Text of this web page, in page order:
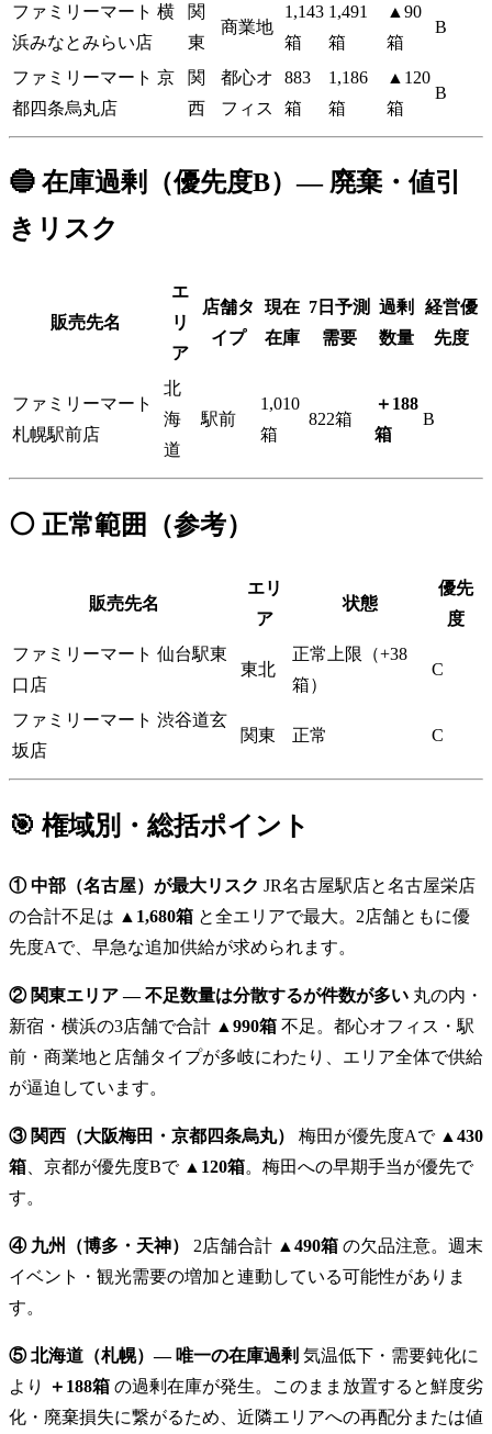
ファミリーマート 横
浜みなとみらい店
関
東
商業地
1,143
箱
1,491
箱
▲90
箱
B
ファミリーマート 京
都四条烏丸店
関
西
都心オ
フィス
883
箱
1,186
箱
▲120
箱
B
🔵 在庫過剰（優先度B）— 廃棄・値引
きリスク
販売先名
エ
リ
ア
店舗タ
イプ
現在
在庫
7日予測
需要
過剰
数量
経営優
先度
ファミリーマート
札幌駅前店
北
海
道
駅前
1,010
箱
822箱
＋188
箱
B
⚪ 正常範囲（参考）
販売先名
エリ
ア
状態
優先
度
ファミリーマート 仙台駅東
口店
東北
正常上限（+38
箱）
C
ファミリーマート 渋谷道玄
坂店
関東 正常 C
🎯 権域別・総括ポイント
① 中部（名古屋）が最大リスク JR名古屋駅店と名古屋栄店
の合計不足は ▲1,680箱 と全エリアで最大。2店舗ともに優
先度Aで、早急な追加供給が求められます。
② 関東エリア — 不足数量は分散するが件数が多い 丸の内・
新宿・横浜の3店舗で合計 ▲990箱 不足。都心オフィス・駅
前・商業地と店舗タイプが多岐にわたり、エリア全体で供給
が逼迫しています。
③ 関西（大阪梅田・京都四条烏丸） 梅田が優先度Aで ▲430
箱 、京都が優先度Bで ▲120箱。梅田への早期手当が優先で
す。
④ 九州（博多・天神） 2店舗合計 ▲490箱 の欠品注意。週末
イベント・観光需要の増加と連動している可能性がありま
す。
⑤ 北海道（札幌）— 唯一の在庫過剰 気温低下・需要鈍化に
より
＋188箱 の過剰在庫が発生。このまま放置すると鮮度劣
化・廃棄損失に繋がるため、近隣エリアへの再配分または値